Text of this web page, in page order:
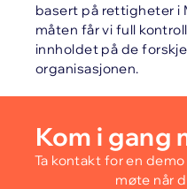
basert på rettigheter i
måten får vi full
innholdet på de
organisasjonen.
Kom i gang
Ta kontakt for en
møte når